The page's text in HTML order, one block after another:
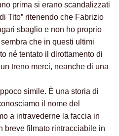
prima si erano scandalizzati
Tito” ritenendo che Fabrizio
sbaglio e non ho proprio
che in questi ultimi
né tentato il dirottamento di
treno merci, neanche di una
simile. È una storia di
il nome del
a intravederne la faccia in
breve filmato rintracciabile in